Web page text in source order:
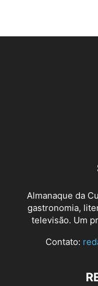
Almanaque da
gastronomia,
televisão. Um
Contato: